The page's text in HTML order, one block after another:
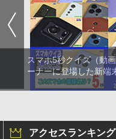
スマホ5秒クイズ（動
ーナーに登場した新端
アクセスランキング